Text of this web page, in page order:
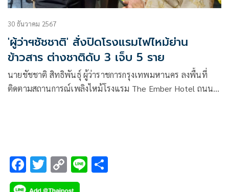
30 ธันวาคม 2567
'ผู้ว่าฯชัชชาติ' สั่งปิดโรงแรมไฟไหม้ย่าน
ข้าวสาร ต่างชาติดับ 3 เจ็บ 5 ราย
นายชัชชาติ สิทธิพันธุ์ ผู้ว่าราชการกรุงเทพมหานคร ลงพื้นที่
ติดตามสถานการณ์เพลิงไหม้โรงแรม The Ember Hotel ถนน
F
ac
T
wi
C
o
Li